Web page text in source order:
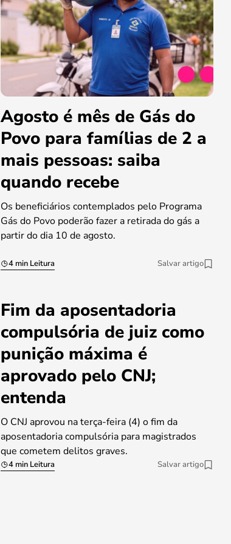
Agosto é mês de Gás do
Povo para famílias de 2 a
mais pessoas: saiba
quando recebe
Os beneficiários contemplados pelo Programa
Gás do Povo poderão fazer a retirada do gás a
partir do dia 10 de agosto.
4 min Leitura Salvar artigo
Fim da aposentadoria
compulsória de juiz como
punição máxima é
aprovado pelo CNJ;
entenda
O CNJ aprovou na terça-feira (4) o fim da
aposentadoria compulsória para magistrados
que cometem delitos graves.
4 min Leitura Salvar artigo